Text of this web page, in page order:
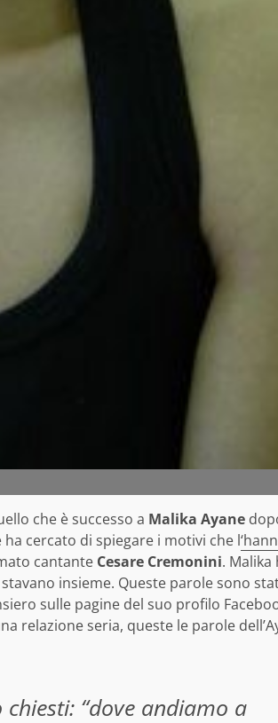
che è successo a Malika Ayane
ha cercato di spiegare i motivi che l
cantante Cesare Cremonini. Malika
insieme. Queste parole sono
sulle pagine del suo profilo
relazione seria, queste le parole
“dove andiamo a